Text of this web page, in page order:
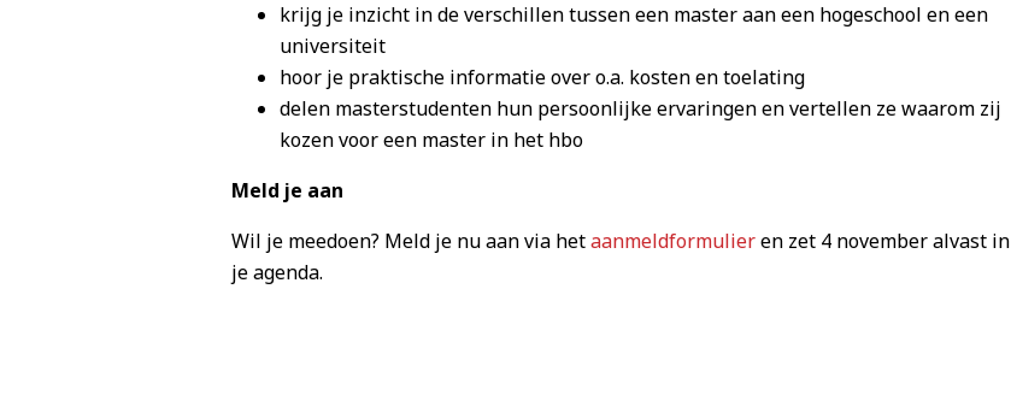
krijg je inzicht in de verschillen tussen een master aan een hogeschool en een
universiteit
hoor je praktische informatie over o.a. kosten en toelating
delen masterstudenten hun persoonlijke ervaringen en vertellen ze waarom zij
kozen voor een master in het hbo
Meld je aan
Wil je meedoen? Meld je nu aan via hetaanmeldformulieren zet 4 november alvast in
je agenda.